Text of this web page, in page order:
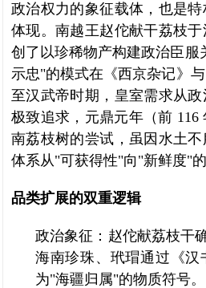
政治权力的象征载体，也是
体现。南越王赵佗献干荔枝
创了以珍稀物产构建政治臣服
示忠"的模式在《西京杂记》
至汉武帝时期，皇室需求从
极致追求，元鼎元年（前 116
南荔枝树的尝试，虽因水土
体系从"可获得性"向"新鲜度"的
品类扩展的双重逻辑
政治象征：赵佗献荔枝干
海南珍珠、玳瑁通过《汉
为"海疆归属"的物质符号。